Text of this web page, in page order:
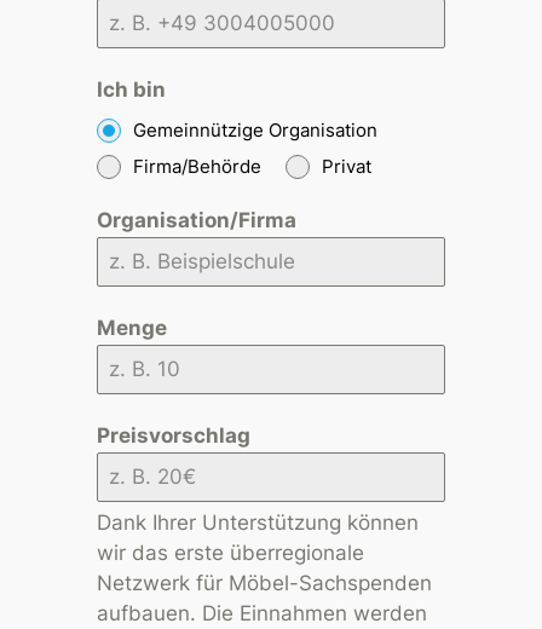
Ich bin
Gemeinnützige Organisation
Firma/Behörde
Privat
Organisation/Firma
Menge
Preisvorschlag
Dank Ihrer Unterstützung können
wir das erste überregionale
Netzwerk für Möbel-Sachspenden
aufbauen. Die Einnahmen werden